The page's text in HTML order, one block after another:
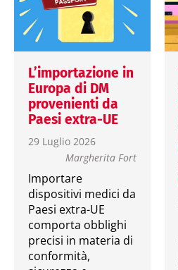
L’importazione in
Europa di DM
provenienti da
Paesi extra-UE
29 Luglio 2026
Margherita Fort
Importare
dispositivi medici da
Paesi extra-UE
comporta obblighi
precisi in materia di
conformità,